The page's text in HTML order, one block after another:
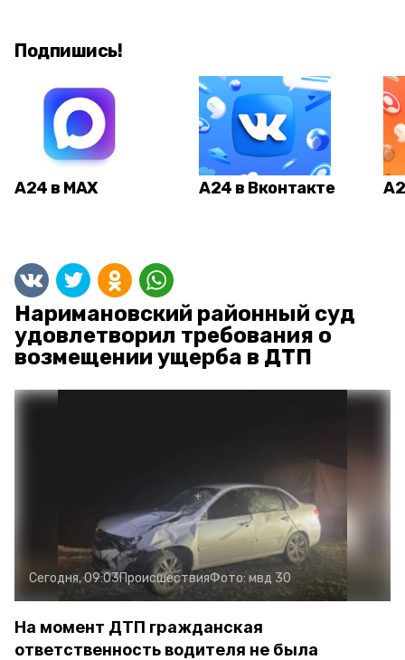
Подпишись!
А24 в MAX А24 в Вконтакте
Наримановский районный суд
удовлетворил требования о
возмещении ущерба в ДТП
Сегодня, 09:03ПроисшествияФото:мвд 30
На момент ДТП гражданская
ответственность водителя не была